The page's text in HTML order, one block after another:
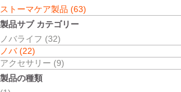
ストーマケア製品 (63)
製品サブ カテゴリー
ノバライフ (32)
ノバ (22)
アクセサリー (9)
製品の種類
ストーマケア製品
ノバ
ノバ オープン・イレオストミー パウチ
二品系装具
検索結果3件
並べ替え: